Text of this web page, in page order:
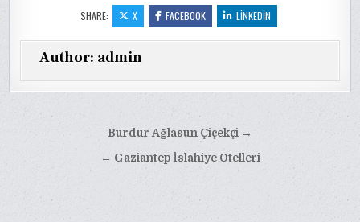
SHARE: X FACEBOOK LINKEDIN
Author: admin
gezinmesi
Burdur Ağlasun Çiçekçi →
← Gaziantep İslahiye Otelleri